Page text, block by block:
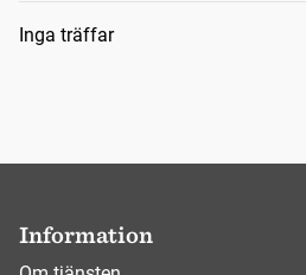
Sökresultat
Inga träffar
Information